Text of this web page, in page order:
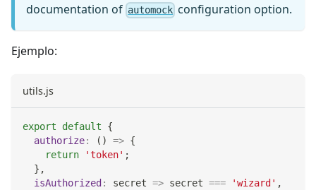
documentation of automock configuration option.
Ejemplo:
utils.js
export default
{
authorize: ( ) => {
return
'token' ;
} ,
isAuthorized: secret => secret === 'wizard' ,